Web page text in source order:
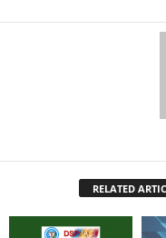
RELATED